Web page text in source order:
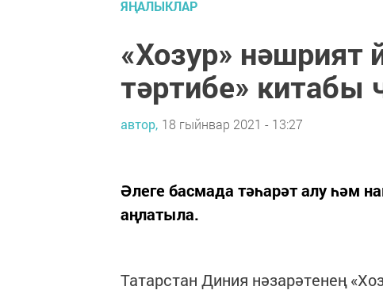
ЯҢАЛЫКЛАР
«Хозур» нәшрият
тәртибе» китабы
автор, 18 гыйнвар 2021 - 13:27
Әлеге басмада тәһарәт алу һәм
аңлатыла.
Татарстан Диния нәзарәтенең